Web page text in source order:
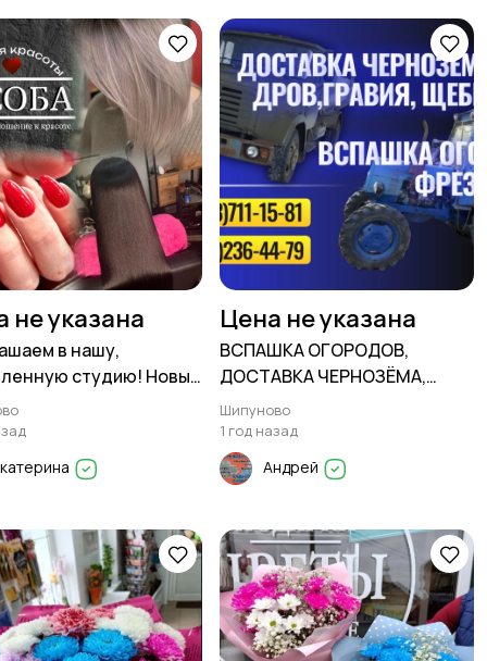
не указана
в нашу,
студию! Новый
новые услуги!
Цена не указана
ВСПАШКА ОГОРОДОВ,
ДОСТАВКА ЧЕРНОЗЁМА,
УГЛЯ ДРОВ, ГРАВИЯ, ЩЕБНЯ и
др
Шипуново
1 год назад
Андрей